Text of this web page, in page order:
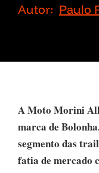
Autor: Paulo
A Moto Morini
marca de
segmento das
fatia de mercado